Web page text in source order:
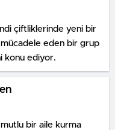
eder.
çiftliklerinde yeni bir
eden bir grup
konu ediyor.
mutlu bir aile kurma